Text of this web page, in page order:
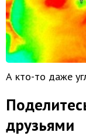
А кто-то даже
друзьями